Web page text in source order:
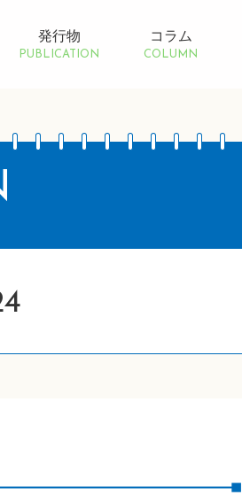
発行物
PUBLICATION
コラム
COLUMN